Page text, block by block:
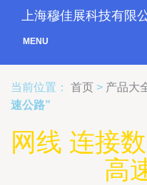
上海穆佳展科技有限
MENU
当前位置： 首页 > 产品大
速公路”
网线 连接
高